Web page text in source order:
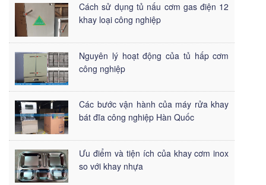
Cách sử dụng tủ nấu cơm gas điện 12
khay loại công nghiệp
Nguyên lý hoạt động của tủ hấp cơm
công nghiệp
Các bước vận hành của máy rửa khay
bát đĩa công nghiệp Hàn Quốc
Ưu điểm và tiện ích của khay cơm inox
so với khay nhựa